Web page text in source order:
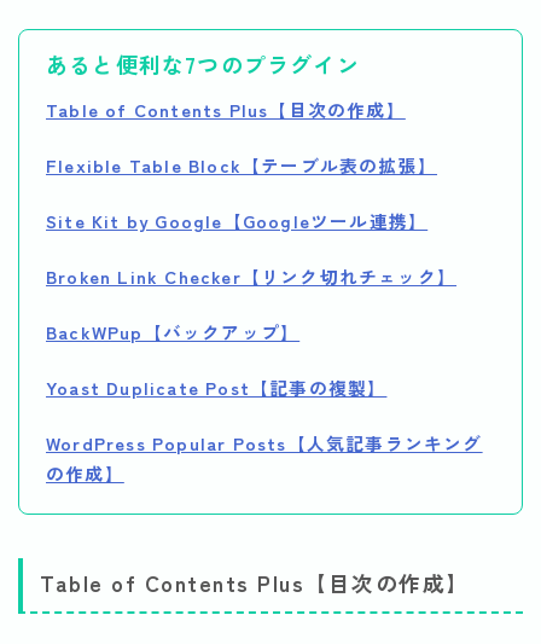
あると便利な7つのプラグイン
Table of Contents Plus【目次の作成】
Flexible Table Block【テーブル表の拡張】
Site Kit by Google【Googleツール連携】
Broken Link Checker【リンク切れチェック】
BackWPup【バックアップ】
Yoast Duplicate Post【記事の複製】
WordPress Popular Posts【人気記事ランキング
の作成】
Table of Contents Plus【目次の作成】